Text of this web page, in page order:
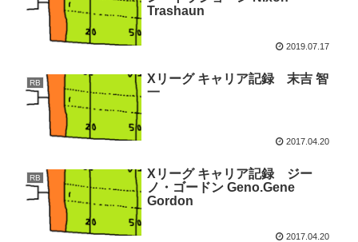
Trashaun
2019.07.17
RB
Xリーグ キャリア記録 末吉 智
一
2017.04.20
RB
Xリーグ キャリア記録 ジー
ノ・ゴードン Geno.Gene
Gordon
2017.04.20